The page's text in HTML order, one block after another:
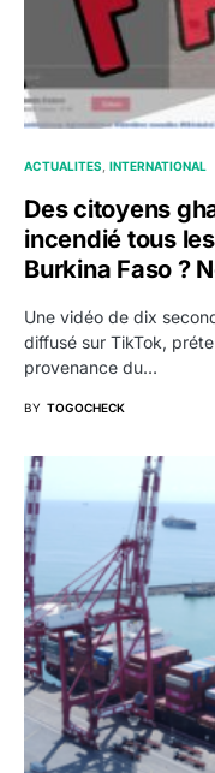
ACTUALITES INTERNATIONAL
Des citoyens
incendié tous
Burkina Faso ?
Une vidéo de dix
diffusé sur TikTok,
provenance du…
BY TOGOCHECK